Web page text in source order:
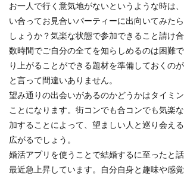
お一人で行く意気地がないというような時は
い合ってお見合いパーティーに出向いてみた
しょうか？気楽な状態で参加できること請け合
数時間でご自分の全てを知らしめるのは困難
り上がることができる題材を準備しておくの
と言って間違いありません。
望み通りの出会いがあるのかどうかはタイミ
ことになります。街コンでも合コンでも気楽
加することによって、望ましい人と巡り会え
広がるでしょう。
婚活アプリを使うことで結婚するに至ったと
最近急上昇しています。自分自身と趣味や感